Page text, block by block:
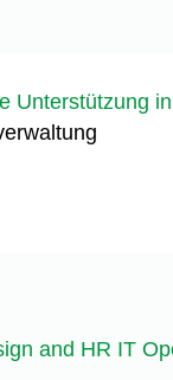
Unterstützung
and HR IT